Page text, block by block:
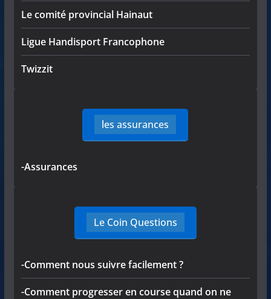
Le comité provincial Hainaut
Ligue Handisport Francophone
Twizzit
les assurances
-Assurances
Le Coin Questions
-Comment nous suivre facilement ?
-Comment progresser en course quand on ne